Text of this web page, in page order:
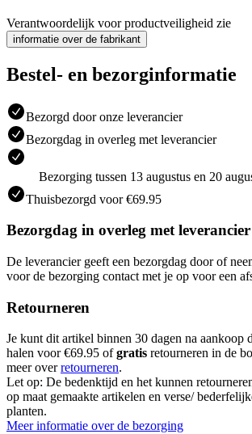
Verantwoordelijk voor productveiligheid zie
informatie over de fabrikant
Bestel- en bezorginformatie
Bezorgd door onze leverancier
Bezorgdag in overleg met leverancier
Bezorging tussen 13 augustus en 20
Thuisbezorgd voor €69.95
Bezorgdag in overleg met leverancier
De leverancier geeft een bezorgdag door of
voor de bezorging contact met je op voor een
Retourneren
Je kunt dit artikel binnen 30 dagen na aankoop
halen voor €69.95 ofgratis retourneren in de
meer overretourneren.
Let op: De bedenktijd en het kunnen
op maat gemaakte artikelen en verse/
planten.
Meer informatie over de bezorging